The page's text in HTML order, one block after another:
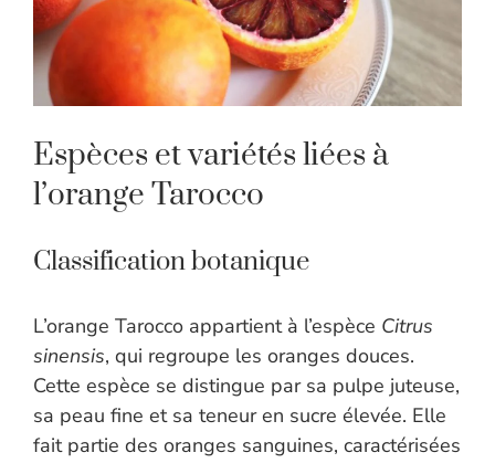
Espèces et variétés liées à
l’orange Tarocco
Classification botanique
L’orange Tarocco appartient à l’espèce Citrus
sinensis, qui regroupe les oranges douces.
Cette espèce se distingue par sa pulpe juteuse,
sa peau fine et sa teneur en sucre élevée. Elle
fait partie des oranges sanguines, caractérisées